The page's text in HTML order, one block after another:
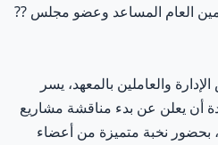
??
والعاملين بالمعهد، يسر
أن يعلن عن بدء مناقشة مشاريع
بحضور نخبة متميزة من أعضاء